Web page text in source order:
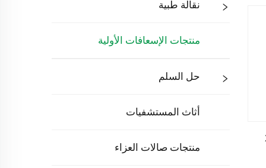
نقالة طبية
منتجات الإسعافات الأولية
حل السلم
أثاث المستشفيات
منتجات صالات العزاء